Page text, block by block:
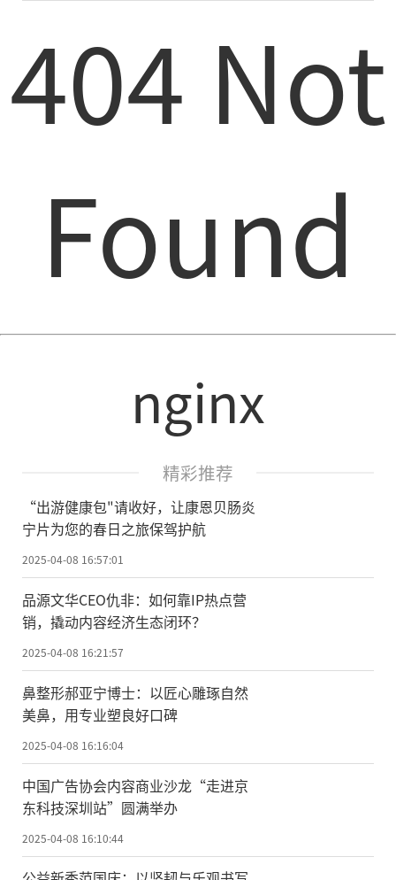
404 Not
Found
nginx
精彩推荐
“出游健康包"请收好，让康恩贝肠炎
宁片为您的春日之旅保驾护航
2025-04-08 16:57:01
品源文华CEO仇非：如何靠IP热点营
销，撬动内容经济生态闭环？
2025-04-08 16:21:57
鼻整形郝亚宁博士：以匠心雕琢自然
美鼻，用专业塑良好口碑
2025-04-08 16:16:04
中国广告协会内容商业沙龙“走进京
东科技深圳站”圆满举办
2025-04-08 16:10:44